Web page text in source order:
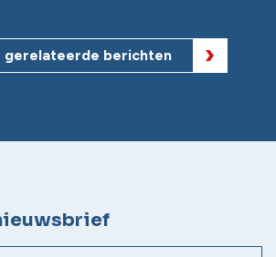
gerelateerde berichten